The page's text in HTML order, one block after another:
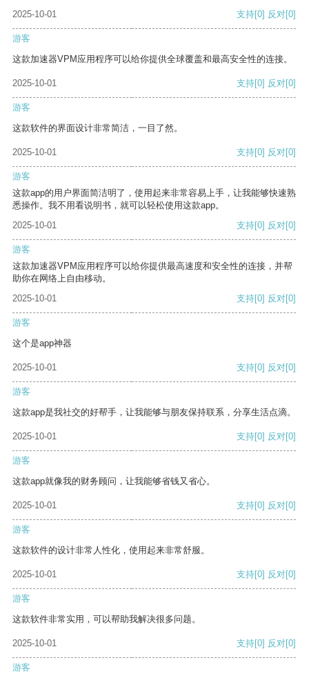
2025-10-01 支持[0] 反对[0]
游客
这款加速器VPM应用程序可以给你提供全球覆盖和最高安全性的连接。
2025-10-01 支持[0] 反对[0]
游客
这款软件的界面设计非常简洁，一目了然。
2025-10-01 支持[0] 反对[0]
游客
这款app的用户界面简洁明了，使用起来非常容易上手，让我能够快速熟
悉操作。我不用看说明书，就可以轻松使用这款app。
2025-10-01
支持[0] 反对[0]
游客
这款加速器VPM应用程序可以给你提供最高速度和安全性的连接，并帮
助你在网络上自由移动。
2025-10-01
支持[0] 反对[0]
游客
这个是app神器
2025-10-01 支持[0] 反对[0]
游客
这款app是我社交的好帮手，让我能够与朋友保持联系，分享生活点滴。
2025-10-01 支持[0] 反对[0]
游客
这款app就像我的财务顾问，让我能够省钱又省心。
2025-10-01 支持[0] 反对[0]
游客
这款软件的设计非常人性化，使用起来非常舒服。
2025-10-01 支持[0] 反对[0]
游客
这款软件非常实用，可以帮助我解决很多问题。
2025-10-01 支持[0] 反对[0]
游客